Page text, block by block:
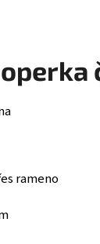
rameno